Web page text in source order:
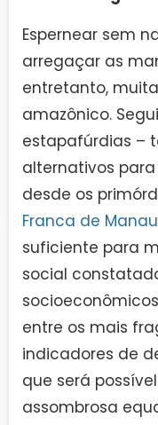
Espernear sem
arregaçar as
entretanto,
amazônico.
estapafúrdias –
alternativos
desde os
Franca de
suficiente para
social
socioeconômicos
entre os mais
indicadores de
que será
assombrosa